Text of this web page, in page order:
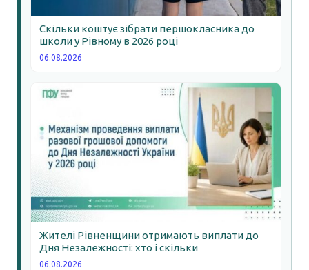
Скільки коштує зібрати першокласника до
школи у Рівному в 2026 році
06.08.2026
Жителі Рівненщини отримають виплати до
Дня Незалежності: хто і скільки
06.08.2026